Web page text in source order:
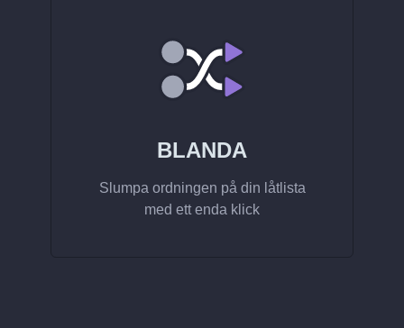
BLANDA
Slumpa ordningen på din låtlista
med ett enda klick